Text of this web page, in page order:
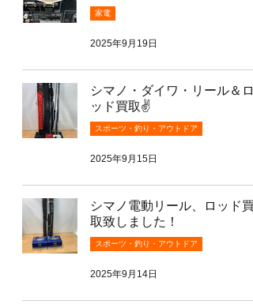
家電
2025年9月19日
シマノ・ダイワ・リール＆ロ
ッド買取✌️
スポーツ・釣り・アウトドア
2025年9月15日
シマノ電動リール、ロッド買
取致しました！
スポーツ・釣り・アウトドア
2025年9月14日